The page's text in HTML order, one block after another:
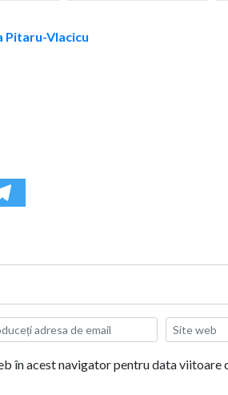
Pitaru-Vlacicu
în acest navigator pentru data viitoare